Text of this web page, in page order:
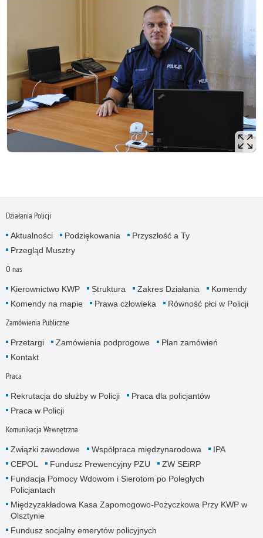
Działania Policji
Aktualności Podziękowania
Przyszłość a Ty
Przegląd Musztry
O nas
Kierownictwo KWP Struktura Zakres Działania
Komendy
Komendy na mapie
Prawa człowieka Równość płci w Policji
Zamówienia Publiczne
Przetargi Zamówienia podprogowe
Plan zamówień
Kontakt
Praca
Rekrutacja do służby w Policji
Praca dla policjantów
Praca w Policji
Komunikacja Wewnętrzna
Związki zawodowe Współpraca międzynarodowa
IPA
CEPOL
Fundusz Prewencyjny PZU
ZW SEiRP
Fundacja Pomocy Wdowom i Sierotom po Poległych
Policjantach
Międzyzakładowa Kasa Zapomogowo-Pożyczkowa Przy KWP w
Olsztynie
Fundusz socjalny emerytów policyjnych